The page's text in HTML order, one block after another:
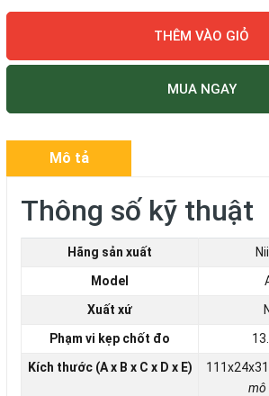
THÊM VÀO GIỎ
MUA NGAY
Mô tả
Thông số kỹ thuật
Hãng sản xuất
Model
Xuất xứ
Phạm vi kẹp chốt đo
Kích thước (A x B x C x D x E)
mô